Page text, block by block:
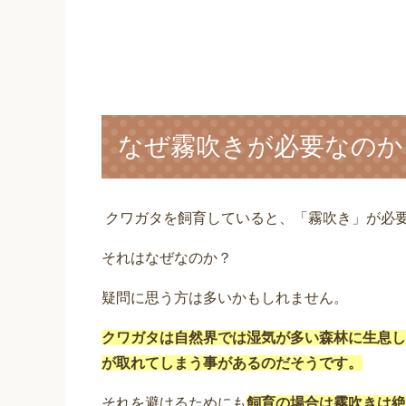
なぜ霧吹きが必要なの
クワガタを飼育していると、「霧吹き」が必
それはなぜなのか？
疑問に思う方は多いかもしれません。
クワガタは自然界では湿気が多い森林に生息
が取れてしまう事があるのだそうです。